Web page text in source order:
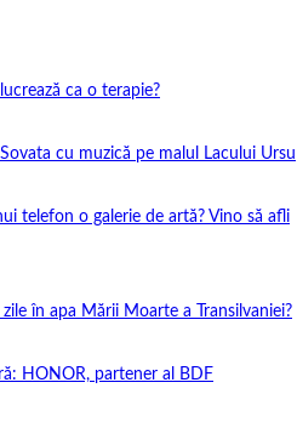
ca o terapie?
cu muzică pe malul Lacului Ursu
telefon o galerie de artă? Vino să afli
în apa Mării Moarte a Transilvaniei?
HONOR, partener al BDF